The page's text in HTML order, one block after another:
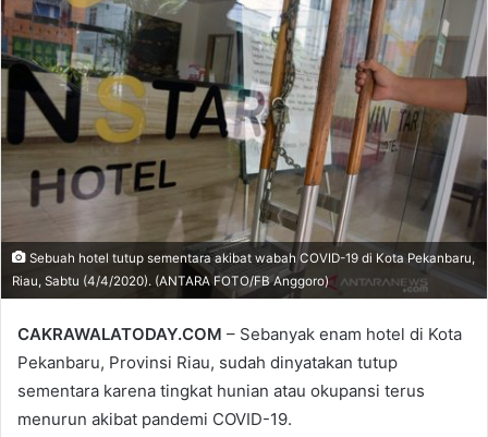
Sebuah hotel tutup sementara akibat wabah COVID-19 di Kota Pekanbaru,
Riau, Sabtu (4/4/2020). (ANTARA FOTO/FB Anggoro)
CAKRAWALATODAY.COM – Sebanyak enam hotel di Kota
Pekanbaru, Provinsi Riau, sudah dinyatakan tutup
sementara karena tingkat hunian atau okupansi terus
menurun akibat pandemi COVID-19.